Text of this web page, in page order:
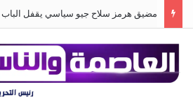
مضيق هرمز سلاح جيو سياسي يقفل